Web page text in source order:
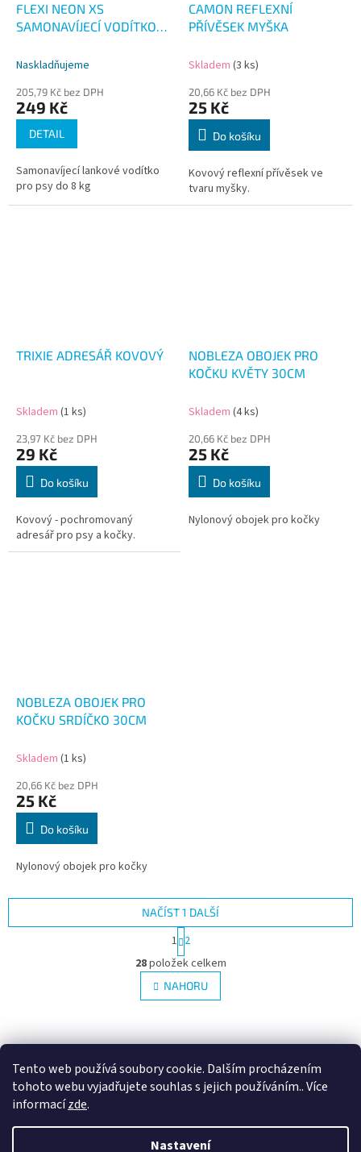
Tento web používá soubory cookie. Dalším procházením
tohoto webu vyjadřujete souhlas s jejich používáním.. Více
informacízde.
Nastavení
FLEXI NEON XS
SAMONAVÍJECÍ VODÍTKO
Naskladňujeme
205,79 Kč bez DPH
249 Kč
DETAIL
Samonavíjecí lankové vodítko
pro psy do 8 kg
CAMON REFLEXNÍ
PŘÍVĚSEK MYŠKA
Skladem (3 ks)
20,66 Kč bez DPH
25 Kč
Do košíku
Kovový reflexní přívěsek ve
tvaru myšky.
TRIXIE ADRESÁŘ KOVOVÝ
Skladem (1 ks)
23,97 Kč bez DPH
29 Kč
Do košíku
Kovový - pochromovaný
adresář pro psy a kočky.
NOBLEZA OBOJEK PRO
KOČKU KVĚTY 30CM
Skladem (4 ks)
20,66 Kč bez DPH
25 Kč
Do košíku
Nylonový obojek pro kočky
NOBLEZA OBOJEK PRO
KOČKU SRDÍČKO 30CM
Skladem (1 ks)
20,66 Kč bez DPH
25 Kč
Do košíku
Nylonový obojek pro kočky
O
v
l
á
c
í
p
r
k
y
NAČÍST 1 DALŠÍ
S
t
r
á
n
k
á
í
1 2
28položek celkem
NAHORU
á